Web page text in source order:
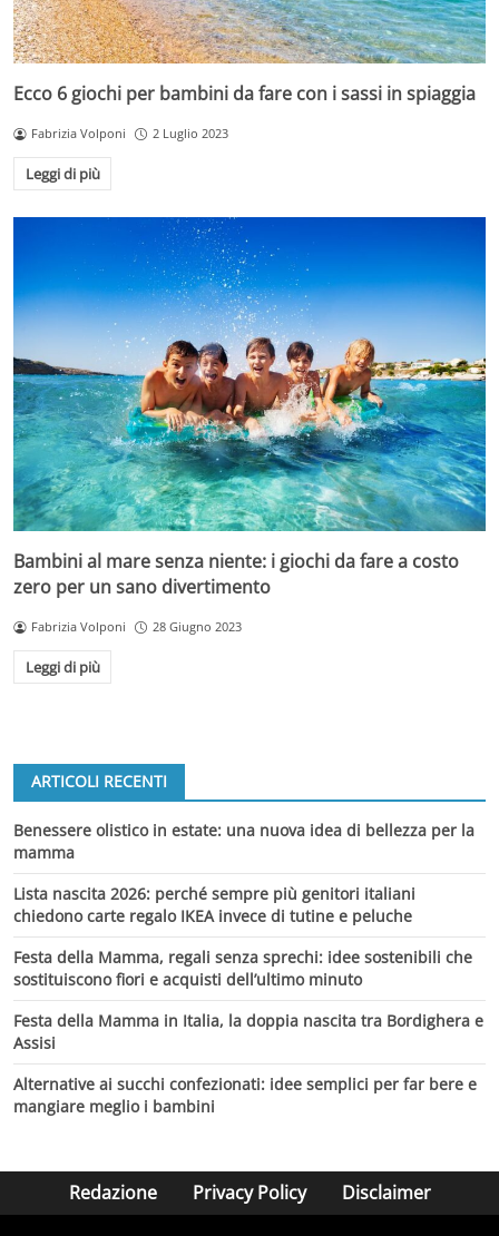
Ecco 6 giochi per bambini da fare con i sassi in spiaggia
Fabrizia Volponi 2 Luglio 2023
Leggi di più
Bambini al mare senza niente: i giochi da fare a costo
zero per un sano divertimento
Fabrizia Volponi 28 Giugno 2023
Leggi di più
ARTICOLI RECENTI
Benessere olistico in estate: una nuova idea di bellezza per la
mamma
Lista nascita 2026: perché sempre più genitori italiani
chiedono carte regalo IKEA invece di tutine e peluche
Festa della Mamma, regali senza sprechi: idee sostenibili che
sostituiscono fiori e acquisti dell’ultimo minuto
Festa della Mamma in Italia, la doppia nascita tra Bordighera e
Assisi
Alternative ai succhi confezionati: idee semplici per far bere e
mangiare meglio i bambini
Redazione Privacy Policy Disclaimer